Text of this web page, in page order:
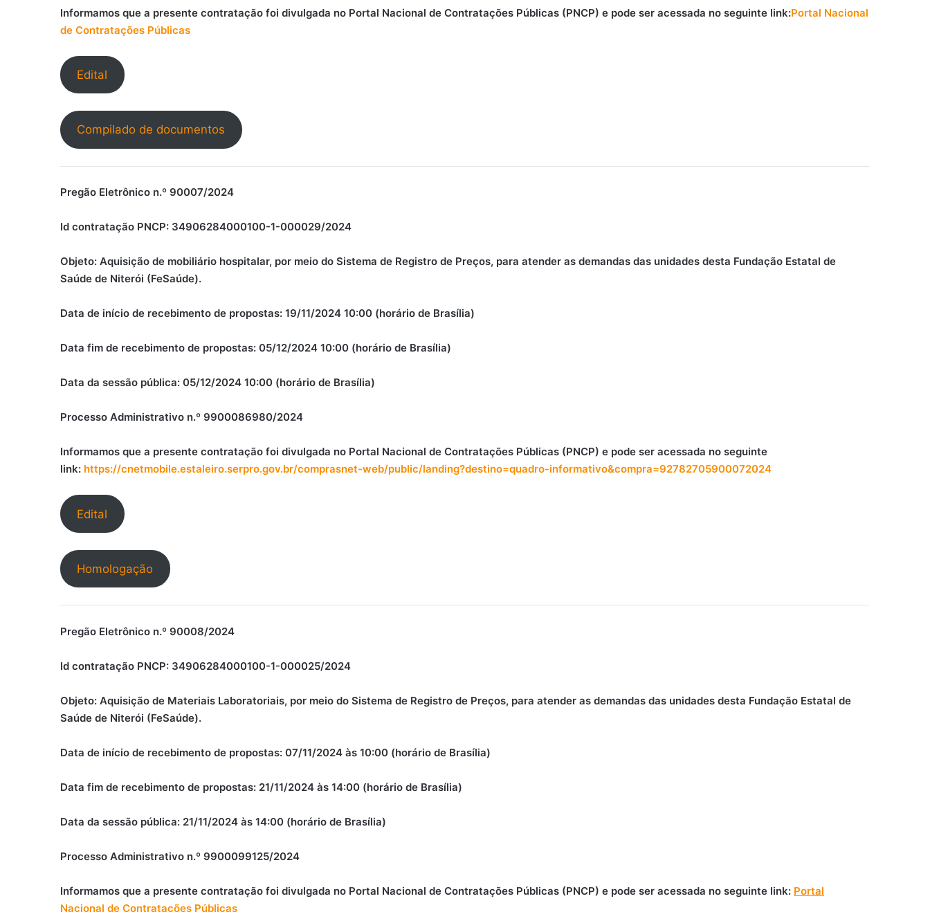
Informamos que a presente contratação foi divulgada no Portal Nacional de Contratações Públicas (PNCP) e pode ser acessada no seguinte link:Portal Nacional
de Contratações Públicas
Edital
Compilado de documentos
Pregão Eletrônico n.º 90007/2024
Id contratação PNCP: 34906284000100-1-000029/2024
Objeto: Aquisição de mobiliário hospitalar, por meio do Sistema de Registro de Preços, para atender as demandas das unidades desta Fundação Estatal de
Saúde de Niterói (FeSaúde).
Data de início de recebimento de propostas: 19/11/2024 10:00 (horário de Brasília)
Data fim de recebimento de propostas: 05/12/2024 10:00 (horário de Brasília)
Data da sessão pública: 05/12/2024 10:00 (horário de Brasília)
Processo Administrativo n.º 9900086980/2024
Informamos que a presente contratação foi divulgada no Portal Nacional de Contratações Públicas (PNCP) e pode ser acessada no seguinte
link: https://cnetmobile.estaleiro.serpro.gov.br/comprasnet-web/public/landing?destino=quadro-informativo&compra=92782705900072024
Edital
Homologação
Pregão Eletrônico n.º 90008/2024
Id contratação PNCP: 34906284000100-1-000025/2024
Objeto: Aquisição de Materiais Laboratoriais, por meio do Sistema de Registro de Preços, para atender as demandas das unidades desta Fundação Estatal de
Saúde de Niterói (FeSaúde).
Data de início de recebimento de propostas: 07/11/2024 às 10:00 (horário de Brasília)
Data fim de recebimento de propostas: 21/11/2024 às 14:00 (horário de Brasília)
Data da sessão pública: 21/11/2024 às 14:00 (horário de Brasília)
Processo Administrativo n.º 9900099125/2024
Informamos que a presente contratação foi divulgada no Portal Nacional de Contratações Públicas (PNCP) e pode ser acessada no seguinte link: Portal
Nacional de Contratações Públicas